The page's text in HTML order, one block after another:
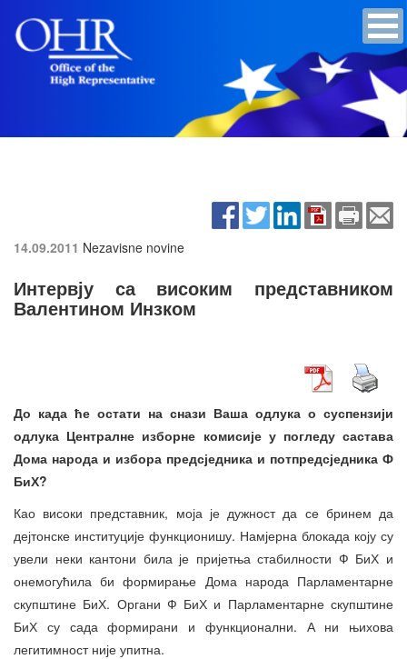
14.09.2011 Nezavisne novine
Интервју са високим представником
Валентином Инзком
До када ће остати на снази Ваша одлука о суспензији
одлука Централне изборне комисије у погледу састава
Дома народа и избора предсједника и потпредсједника Ф
БиХ?
Као високи представник, моја је дужност да се бринем да
дејтонске институције функционишу. Намјерна блокада коју су
увели неки кантони била је пријетња стабилности Ф БиХ и
онемогућила би формирање Дома народа Парламентарне
скупштине БиХ. Органи Ф БиХ и Парламентарне скупштине
БиХ су сада формирани и функционални. А ни њихова
легитимност није упитна.